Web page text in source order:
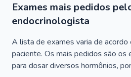
Exames mais pedidos
endocrinologista
A lista de exames varia de acordo
paciente. Os mais pedidos são os
para dosar diversos hormônios,